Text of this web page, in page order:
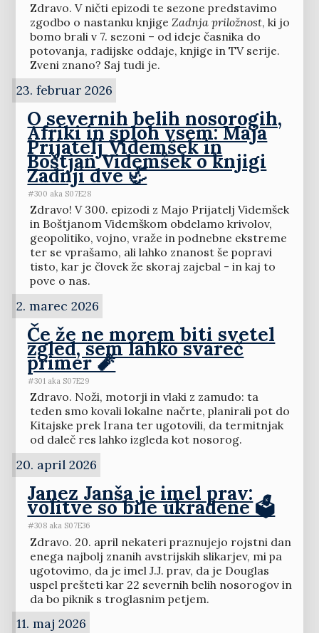
Zdravo. V ničti epizodi te sezone predstavimo
zgodbo o nastanku knjige Zadnja priložnost, ki jo
bomo brali v 7. sezoni – od ideje časnika do
potovanja, radijske oddaje, knjige in TV serije.
Zveni znano? Saj tudi je.
23. februar 2026
O severnih belih nosorogih,
Afriki in sploh vsem: Maja
Prijatelj Videmšek in
Boštjan Videmšek o knjigi
Zadnji dve 🦏
#300 aka S07E28
Zdravo! V 300. epizodi z Majo Prijatelj Videmšek
in Boštjanom Videmškom obdelamo krivolov,
geopolitiko, vojno, vraže in podnebne ekstreme
ter se vprašamo, ali lahko znanost še popravi
tisto, kar je človek že skoraj zajebal - in kaj to
pove o nas.
2. marec 2026
Če že ne morem biti svetel
zgled, sem lahko svareč
primer 🧨
#301 aka S07E29
Zdravo. Noži, motorji in vlaki z zamudo: ta
teden smo kovali lokalne načrte, planirali pot do
Kitajske prek Irana ter ugotovili, da termitnjak
od daleč res lahko izgleda kot nosorog.
20. april 2026
Janez Janša je imel prav:
volitve so bile ukradene 🗳️
#308 aka S07E36
Zdravo. 20. april nekateri praznujejo rojstni dan
enega najbolj znanih avstrijskih slikarjev, mi pa
ugotovimo, da je imel J.J. prav, da je Douglas
uspel prešteti kar 22 severnih belih nosorogov in
da bo piknik s troglasnim petjem.
11. maj 2026